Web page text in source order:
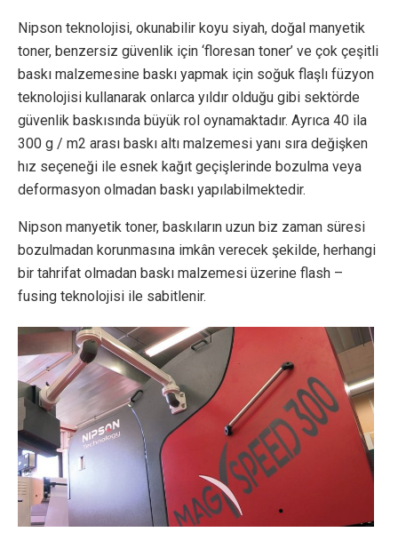
Nipson teknolojisi, okunabilir koyu siyah, doğal manyetik
toner, benzersiz güvenlik için ‘floresan toner’ ve çok çeşitli
baskı malzemesine baskı yapmak için soğuk flaşlı füzyon
teknolojisi kullanarak onlarca yıldır olduğu gibi sektörde
güvenlik baskısında büyük rol oynamaktadır. Ayrıca 40 ila
300 g / m2 arası baskı altı malzemesi yanı sıra değişken
hız seçeneği ile esnek kağıt geçişlerinde bozulma veya
deformasyon olmadan baskı yapılabilmektedir.
Nipson manyetik toner, baskıların uzun biz zaman süresi
bozulmadan korunmasına imkân verecek şekilde, herhangi
bir tahrifat olmadan baskı malzemesi üzerine flash –
fusing teknolojisi ile sabitlenir.